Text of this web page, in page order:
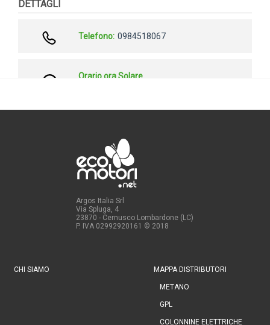
Argos Italia Srl
Via Spluga, 4
23870 - Cernusco Lombardone (LC)
P. IVA 02992920161 © 2018
CHI SIAMO MAPPA DISTRIBUTORI
METANO
GPL
COLONNINE ELETTRICHE